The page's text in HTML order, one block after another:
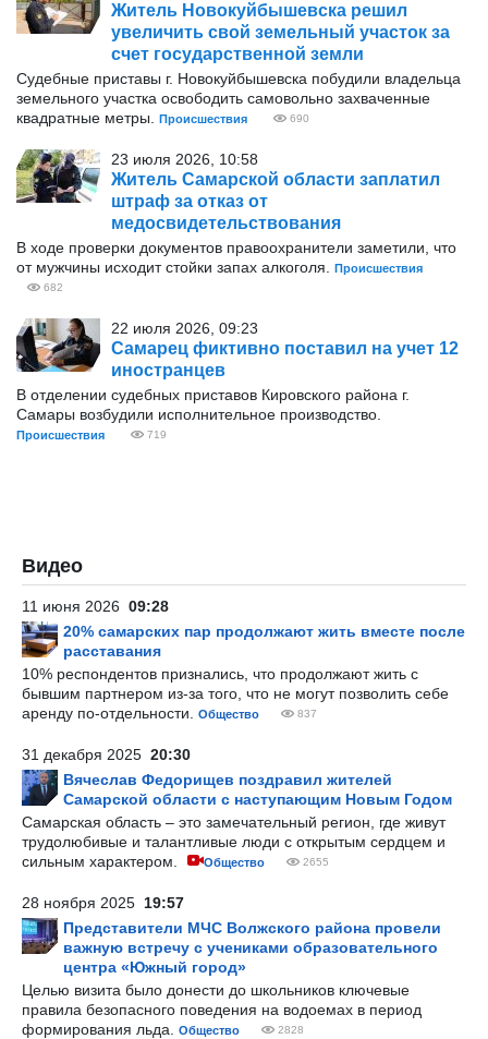
Житель Новокуйбышевска решил
увеличить свой земельный участок за
счет государственной земли
Судебные приставы г. Новокуйбышевска побудили владельца
земельного участка освободить самовольно захваченные
квадратные метры.
Происшествия 690
23 июля 2026, 10:58
Житель Самарской области заплатил
штраф за отказ от
медосвидетельствования
В ходе проверки документов правоохранители заметили, что
от мужчины исходит стойки запах алкоголя.
Происшествия
682
22 июля 2026, 09:23
Самарец фиктивно поставил на учет 12
иностранцев
В отделении судебных приставов Кировского района г.
Самары возбудили исполнительное производство.
Происшествия 719
Видео
11 июня 2026 09:28
20% самарских пар продолжают жить вместе после
расставания
10% респондентов признались, что продолжают жить с
бывшим партнером из-за того, что не могут позволить себе
аренду по-отдельности.
Общество 837
31 декабря 2025 20:30
Вячеслав Федорищев поздравил жителей
Самарской области с наступающим Новым Годом
Самарская область – это замечательный регион, где живут
трудолюбивые и талантливые люди с открытым сердцем и
сильным характером.
Общество 2655
28 ноября 2025 19:57
Представители МЧС Волжского района провели
важную встречу с учениками образовательного
центра «Южный город»
Целью визита было донести до школьников ключевые
правила безопасного поведения на водоемах в период
формирования льда.
Общество 2828